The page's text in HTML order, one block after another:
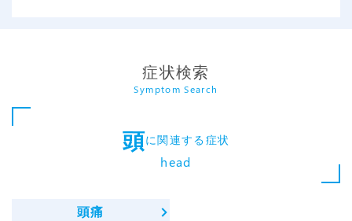
症状検索
Symptom Search
頭に関連する症状
head
頭痛